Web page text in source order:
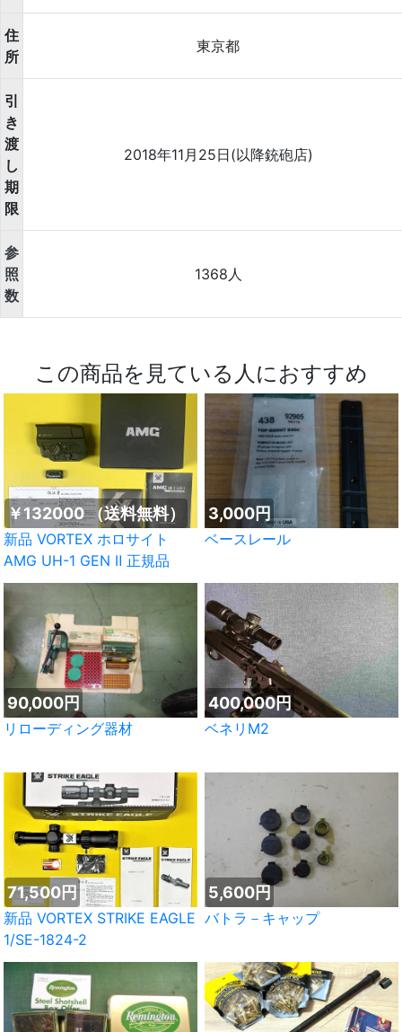
住
所
東京都
引
き
渡
し
期
限
2018年11月25日(以降銃砲店)
参
照
数
1368人
この商品を見ている人におすすめ
￥132000 （送料無料）
新品 VORTEX ホロサイト
AMG UH-1 GEN Ⅱ 正規品
3,000円
ベースレール
90,000円
リローディング器材
400,000円
ベネリM2
71,500円
新品 VORTEX STRIKE EAGLE
1/SE-1824-2
5,600円
バトラ－キャップ